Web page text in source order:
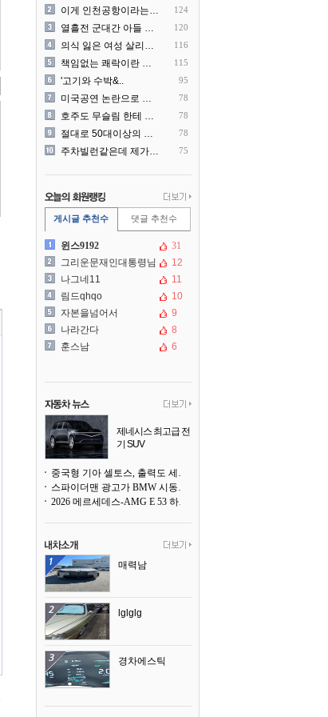
이게 인천공항이라는게 믿겨지.. 124
열흘전 군대간 아들 소포(가.. 120
의식 잃은 여성 살리려다 성.. 116
책임없는 쾌락이란 말에 빡친.. 115
'고기와 수박&.. 95
미국공연 논란으로 지금 다시.. 78
호주도 무슬림 한테 점령 당.. 78
절대로 50대이상의 딜러를 .. 78
주차빌런같은데 제가 잘못한건.. 75
게시글 추천수 댓글 추천수
윈스9192
31
그리운문재인대통령님
12
나그네11
11
림드qhqo
10
자본을넘어서
9
나라간다
8
훈스남
6
제네시스 최고급 전
기 SUV
중국형 기아 셀토스, 출력도 세지고 27인치 초대형 디스플레이까지
스파이더맨 광고가 BMW 시동화면을 점령하다, 오너들은 불만
2026 메르세데스-AMG E 53 하이브리드 왜건 시승기
매력남
lglglg
경차에스틱